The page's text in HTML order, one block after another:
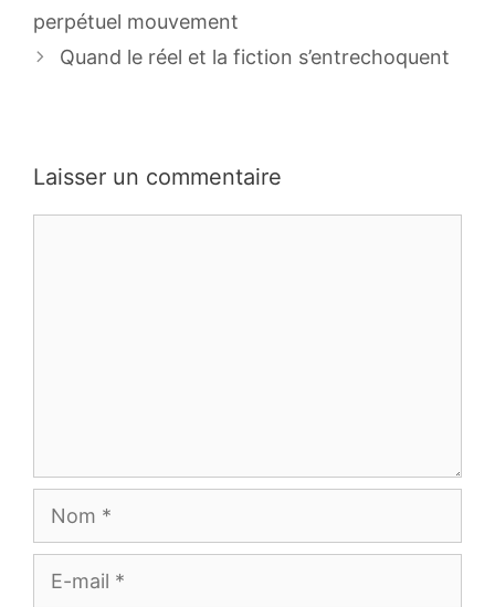
perpétuel mouvement
Quand le réel et la fiction s’entrechoquent
Laisser un commentaire